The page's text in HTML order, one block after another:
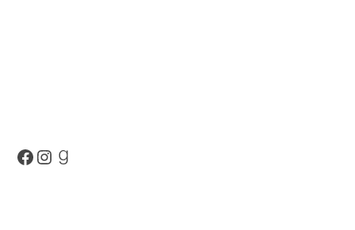
Facebook
Instagram
Goodreads